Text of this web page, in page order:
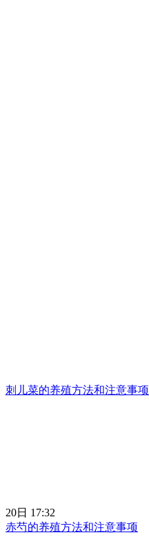
刺儿菜的养殖方法和注意事项
20日 17:32
赤芍的养殖方法和注意事项